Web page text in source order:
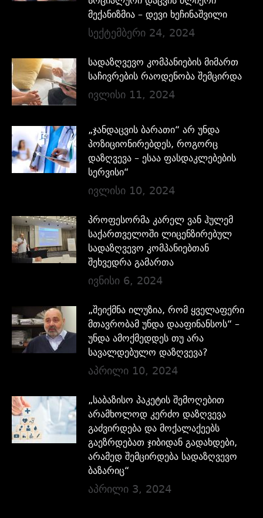
მექანიზმია – დევი ხეჩინაშვილი
სექტემბერი 24, 2024
სადაზღვევო კომპანიების მიმართ
საჩივრების რაოდენობა შემცირდა
ივლისი 11, 2024
„ჯანდაცვის ბარათი“ არ უნდა
პოზიციონირებდეს, როგორც
დაზღვევა – ესაა ფასდაკლებების
სერვისი“
ივლისი 10, 2024
პროფესორმა კარელ ვან ჰულემ
საქართველოში ლიცენზირებულ
სადაზღვევო კომპანიებთან
შეხვედრა გამართა
ივნისი 6, 2024
„შეიქმნა ილუზია, რომ ყველაფერი
მთავრობამ უნდა დააფინანსოს“ –
უნდა ამოქმედდეს თუ არა
სავალდებულო დაზღვევა?
აპრილი 10, 2024
„საბაზისო პაკეტის შემოღებით
არამხოლოდ კერძო დაზღვევა
გაძვირდება და მოქალაქეებს
გაეზრდებათ ჯიბიდან გადახდები,
არამედ შემცირდება სადაზღვევო
ბაზარიც“
აპრილი 3, 2024